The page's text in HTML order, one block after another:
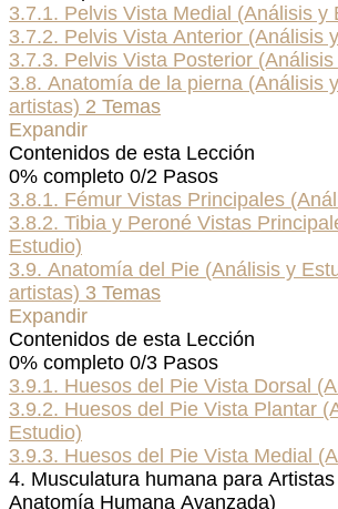
3.7.1. Pelvis Vista Medial (Análisis y
3.7.2. Pelvis Vista Anterior (Análisis
3.7.3. Pelvis Vista Posterior
3.8. Anatomía de la pierna (Análisis
artistas) 2 Temas
Expandir
Contenidos de esta Lección
0% completo 0/2 Pasos
3.8.1. Fémur Vistas Principales
3.8.2. Tibia y Peroné Vistas
Estudio)
3.9. Anatomía del Pie (Análisis y
artistas) 3 Temas
Expandir
Contenidos de esta Lección
0% completo 0/3 Pasos
3.9.1. Huesos del Pie Vista Dorsal
3.9.2. Huesos del Pie Vista Plantar
Estudio)
3.9.3. Huesos del Pie Vista Medial
4. Musculatura humana para
Anatomía Humana Avanzada)